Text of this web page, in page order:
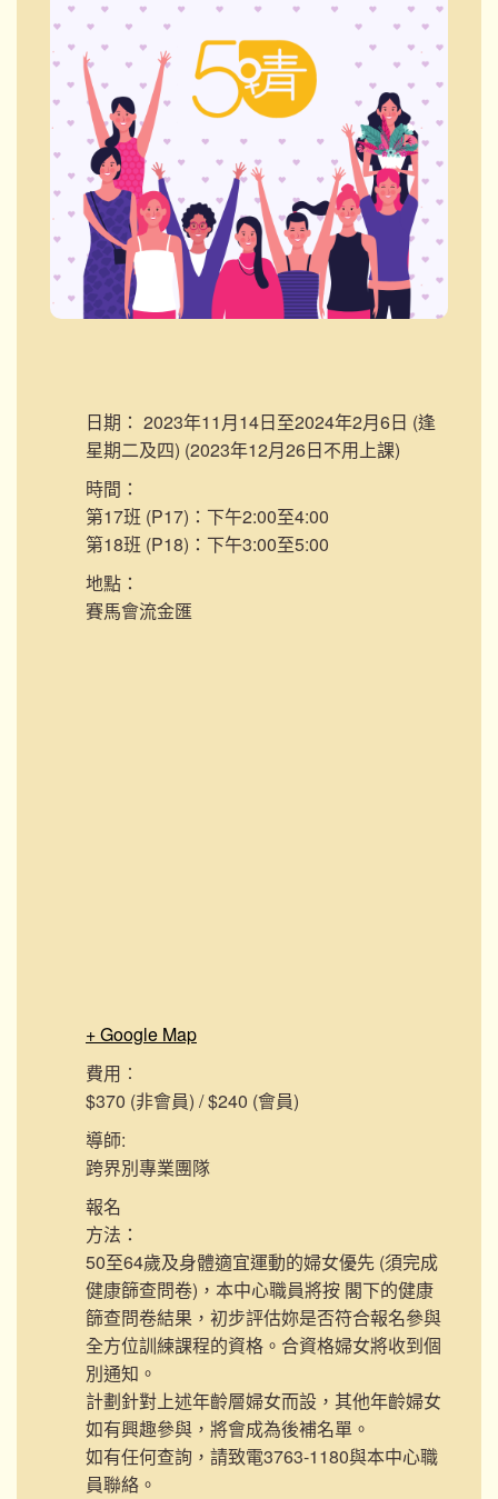
日期： 2023年11月14日至2024年2月6日 (逢
星期二及四) (2023年12月26日不用上課)
時間：
第17班 (P17)：下午2:00至4:00
第18班 (P18)：下午3:00至5:00
地點：
賽馬會流金匯
+ Google Map
費用︰
$370 (非會員) / $240 (會員)
導師:
跨界別專業團隊
報名
方法：
50至64歲及身體適宜運動的婦女優先 (須完成
健康篩查問卷)，本中心職員將按 閣下的健康
篩查問卷結果，初步評估妳是否符合報名參與
全方位訓練課程的資格。合資格婦女將收到個
別通知。
計劃針對上述年齡層婦女而設，其他年齡婦女
如有興趣參與，將會成為後補名單。
如有任何查詢，請致電3763-1180與本中心職
員聯絡。